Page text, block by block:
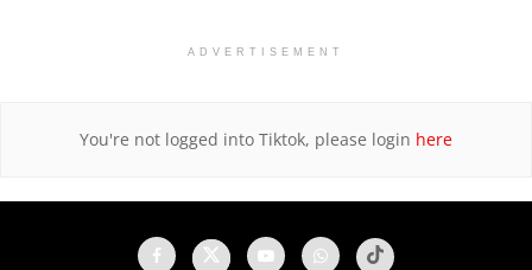
ADVERTISEMENT
You're not logged into Tiktok, please login here